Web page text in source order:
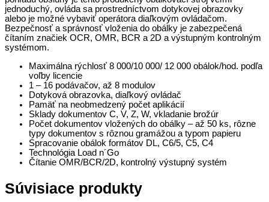
jednoduchý, ovláda sa prostredníctvom dotykovej obrazovky
alebo je možné vybaviť operátora diaľkovým ovládačom.
Bezpečnosť a správnosť vloženia do obálky je zabezpečená
čítaním značiek OCR, OMR, BCR a 2D a výstupným kontrolným
systémom.
Maximálna rýchlosť 8 000/10 000/ 12 000 obálok/hod. podľa
voľby licencie
1 – 16 podávačov, až 8 modulov
Dotyková obrazovka, diaľkový ovládač
Pamäť na neobmedzený počet aplikácií
Sklady dokumentov C, V, Z, W, vkladanie brožúr
Počet dokumentov vložených do obálky – až 50 ks, rôzne
typy dokumentov s rôznou gramážou a typom papieru
Spracovanie obálok formátov DL, C6/5, C5, C4
Technológia Load n´Go
Čítanie OMR/BCR/2D, kontrolný výstupný systém
Súvisiace produkty